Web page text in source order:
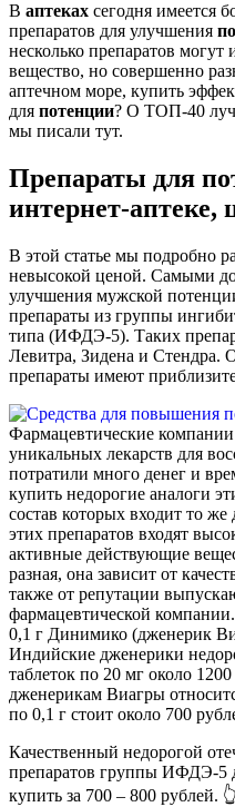
В аптеках сегодня имеется
препаратов для улучшения
несколько препаратов
вещество, но совершенно
аптечном море, купить
для потенции? О ТОП-40
мы писали тут.
Препараты для
интернет-аптеке,
В этой статье мы подробно
невысокой ценой. Самыми
улучшения мужской
препараты из группы
типа (ИФДЭ-5). Таких
Левитра, Зидена и Стендра.
препараты имеют
Фармацевтические
уникальных лекарств для
потратили много денег и
купить недорогие аналоги
состав которых входит то
этих препаратов входят
активные действующие
разная, она зависит от
также от репутации
фармацевтической
0,1 г Динимико (дженерик
Индийские дженерики
таблеток по 20 мг около
дженерикам Виагры
по 0,1 г стоит около 700
Качественный недорогой
препаратов группы ИФДЭ-5
купить за 700 – 800